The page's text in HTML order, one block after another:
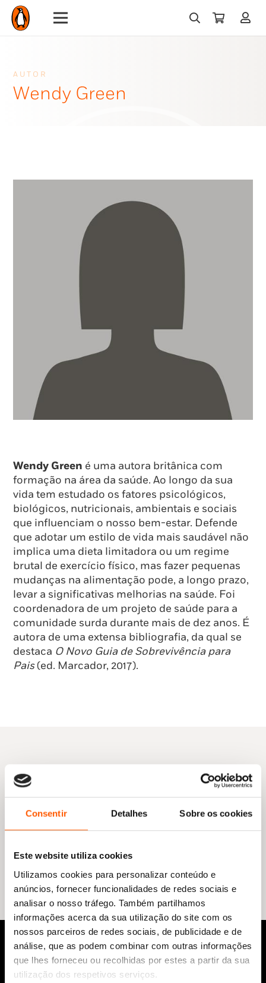
Consentir Detalhes Sobre os cookies
Este website utiliza cookies
Utilizamos cookies para personalizar conteúdo e
anúncios, fornecer funcionalidades de redes sociais e
analisar o nosso tráfego. Também partilhamos
informações acerca da sua utilização do site com os
nossos parceiros de redes sociais, de publicidade e de
análise, que as podem combinar com outras informações
que lhes forneceu ou recolhidas por estes a partir da sua
utilização dos respetivos serviços.
AUTOR
Wendy Green
Wendy Green é uma autora britânica com
formação na área da saúde. Ao longo da sua
vida tem estudado os fatores psicológicos,
biológicos, nutricionais, ambientais e sociais
que influenciam o nosso bem-estar. Defende
que adotar um estilo de vida mais saudável não
implica uma dieta limitadora ou um regime
brutal de exercício físico, mas fazer pequenas
mudanças na alimentação pode, a longo prazo,
levar a significativas melhorias na saúde. Foi
coordenadora de um projeto de saúde para a
comunidade surda durante mais de dez anos. É
autora de uma extensa bibliografia, da qual se
destaca O Novo Guia de Sobrevivência para
Pais(ed. Marcador, 2017).
Do mesmo autor
Nenhum resultado encontrado.